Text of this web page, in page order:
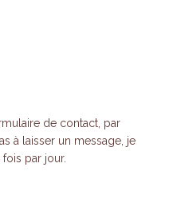
de contact, par
à laisser un message, je
par jour.